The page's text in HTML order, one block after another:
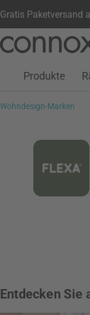
Gratis Paketversand
Kundenkonto
Wunschliste
Warenkorb
Produkte
Wohndesign-Marken
Entdecken Sie